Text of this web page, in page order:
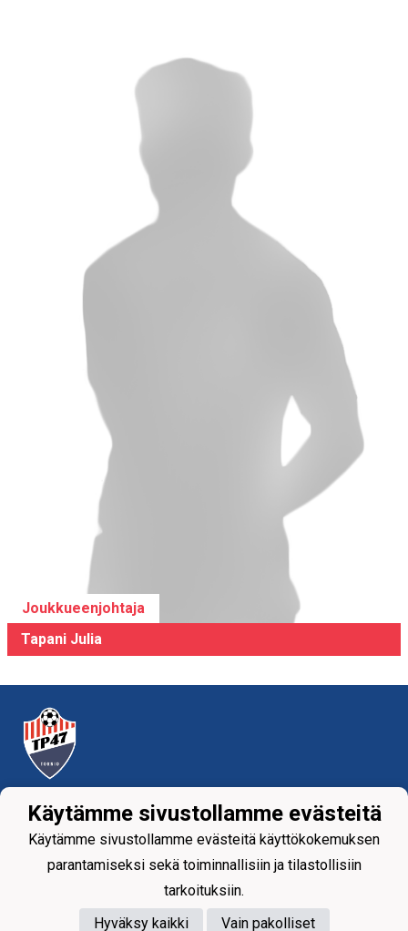
Joukkueenjohtaja
Tapani Julia
Tietosuojaseloste
Tornion Pallo -47 ry
Teollisuuskatu 8-10
office@tp47.com
Käytämme sivustollamme evästeitä
Käytämme sivustollamme evästeitä käyttökokemuksen
parantamiseksi sekä toiminnallisiin ja tilastollisiin
tarkoituksiin.
Hyväksy kaikki
Vain pakolliset